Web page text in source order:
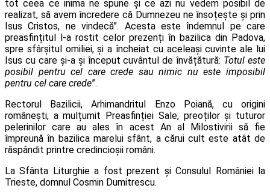
tot ceea ce inima ne spune și ce azi nu vedem posibil de
realizat, să avem încredere că Dumnezeu ne însoțește și prin
Isus Cristos, ne vindecă”. Acesta este îndemnul pe care
preasfințitul l-a rostit celor prezenți în bazilica din Padova,
spre sfârșitul omiliei, și a încheiat cu aceleași cuvinte ale lui
Isus cu care și-a și început cuvântul de învățătură: Totul este
posibil pentru cel care crede sau nimic nu este imposibil
pentru cel care crede”.
Rectorul Bazilicii, Arhimandritul Enzo Poiană, cu origini
românești, a mulțumit Preasfinției Sale, preoților și tuturor
pelerinilor care au ales în acest An al Milostivirii să fie
împreună în bazilica marelui sfânt, a cărui cult este atât de
răspândit printre credincioșii români.
La Sfânta Liturghie a fost prezent și Consulul României la
Trieste, domnul Cosmin Dumitrescu.